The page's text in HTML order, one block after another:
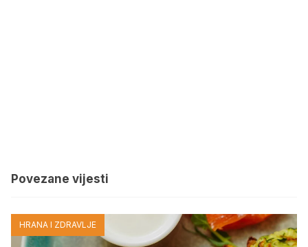
Povezane vijesti
HRANA I ZDRAVLJE